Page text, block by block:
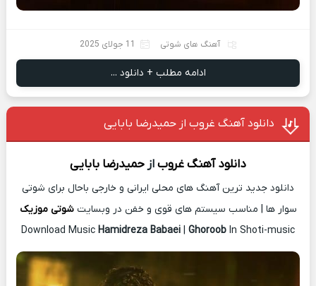
آهنگ های شوتی 11 جولای 2025
ادامه مطلب + دانلود ...
دانلود آهنگ غروب از حمیدرضا بابایی
دانلود آهنگغروبازحمیدرضا بابایی
دانلود جدید ترین آهنگ های محلی ایرانی و خارجی باحال برای شوتی
سوار ها | مناسب سیستم های قوی و خفن در وبسایتشوتی موزیک
Download Music Hamidreza Babaei | Ghoroob In Shoti-music